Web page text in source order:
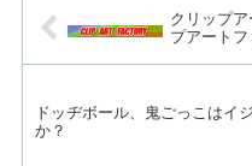
クリップア
プアート
ドッヂボール、鬼ごっこはイ
か？